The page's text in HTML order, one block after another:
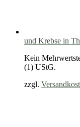
und Krebse in
Kein
(1) UStG.
zzgl.